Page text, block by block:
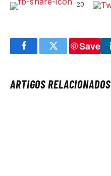
20
FacebookTwitter
Save
ARTIGOS RELACIONADOS